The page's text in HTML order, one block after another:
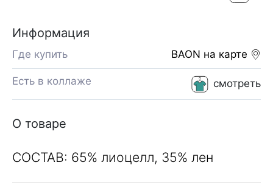
Информация
BAON на карте
Где купить
смотреть
Есть в коллаже
О товаре
СОСТАВ: 65% лиоцелл, 35% лен